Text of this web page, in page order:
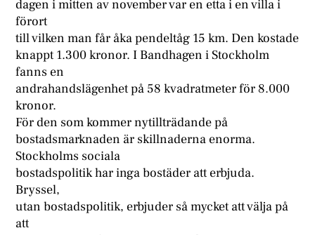
dagen i mitten av november var en etta i en villa i
förort
till vilken man får åka pendeltåg 15 km. Den kostade
knappt 1.300 kronor. I Bandhagen i Stockholm
fanns en
andrahandslägenhet på 58 kvadratmeter för 8.000
kronor.
För den som kommer nytillträdande på
bostadsmarknaden är skillnaderna enorma.
Stockholms sociala
bostadspolitik har inga bostäder att erbjuda.
Bryssel,
utan bostadspolitik, erbjuder så mycket att välja på
att